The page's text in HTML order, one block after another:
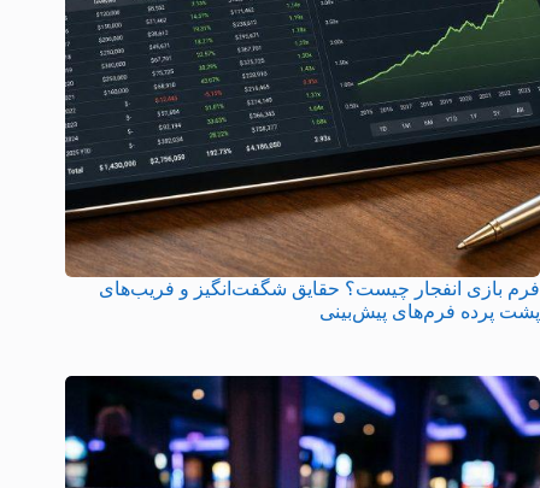
فرم بازی انفجار چیست؟ حقایق شگفت‌انگیز و فریب‌های
پشت پرده فرم‌های پیش‌بینی